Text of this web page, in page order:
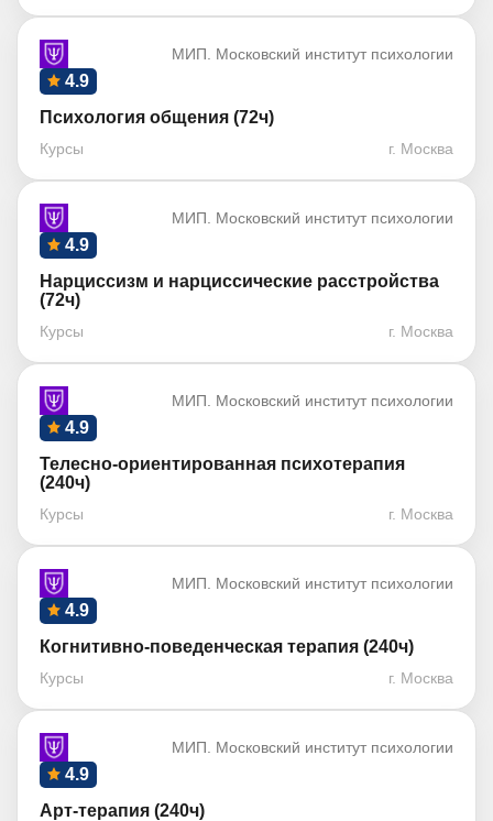
МИП. Московский институт психологии
4.9
Психология общения (72ч)
Курсы г. Москва
МИП. Московский институт психологии
4.9
Нарциссизм и нарциссические расстройства
(72ч)
Курсы г. Москва
МИП. Московский институт психологии
4.9
Телесно-ориентированная психотерапия
(240ч)
Курсы г. Москва
МИП. Московский институт психологии
4.9
Когнитивно-поведенческая терапия (240ч)
Курсы г. Москва
МИП. Московский институт психологии
4.9
Арт-терапия (240ч)